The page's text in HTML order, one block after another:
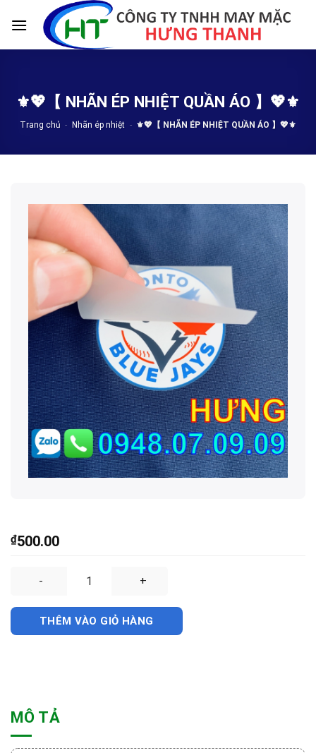
⚜️💖【 NHÃN ÉP NHIỆT QUẦN ÁO 】💖⚜️
Trang chủ - Nhãn ép nhiệt - ⚜️💖【 NHÃN ÉP NHIỆT QUẦN ÁO 】💖⚜️
₫500.00
⚜️💖【 NHÃN ÉP NHIỆT QUẦN ÁO 】💖⚜️ số lượng
THÊM VÀO GIỎ HÀNG
MÔ TẢ